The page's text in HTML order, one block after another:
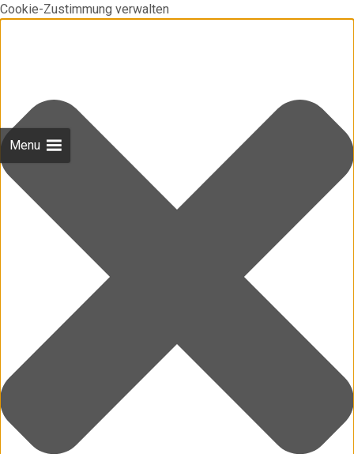
Cookie-Zustimmung verwalten
Menu